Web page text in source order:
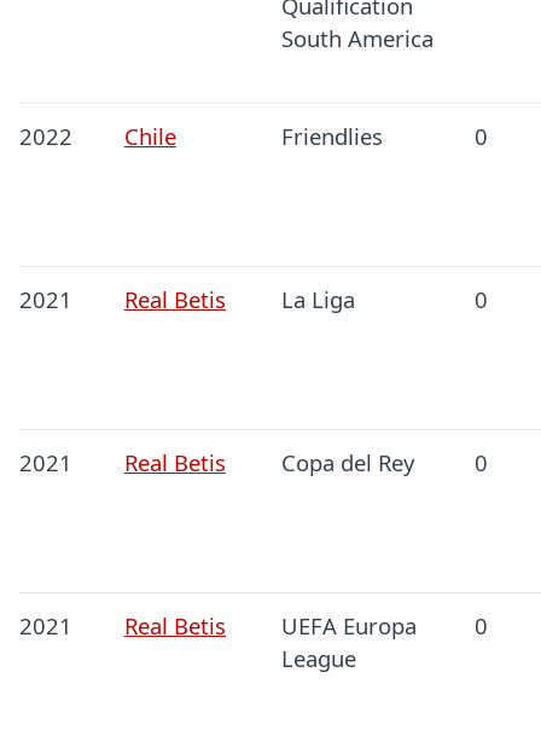
South America
2022 Chile Friendlies 0
2021 Real Betis La Liga 0
2021 Real Betis Copa del Rey 0
2021 Real Betis
UEFA Europa
League
0